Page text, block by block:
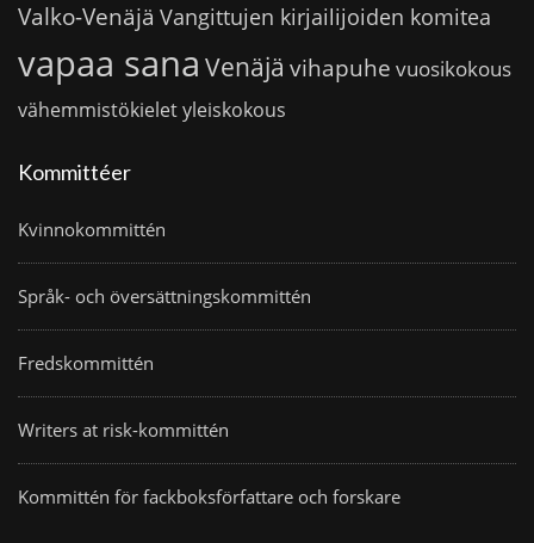
Valko-Venäjä Vangittujen kirjailijoiden komitea
vapaa sana Venäjä vihapuhe vuosikokous
vähemmistökieletyleiskokous
Kommittéer
Kvinnokommittén
Språk- och översättningskommittén
Fredskommittén
Writers at risk-kommittén
Kommittén för fackboksförfattare och forskare